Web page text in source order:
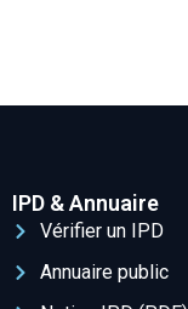
IPD & Annuaire
Vérifier un IPD
Annuaire public